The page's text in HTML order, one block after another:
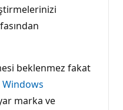
beklenmez fakat
Windows
marka ve